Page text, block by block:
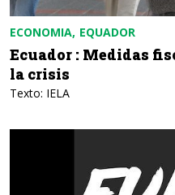
ECONOMIA EQUADOR
Ecuador : Medidas
la crisis
Texto: IELA